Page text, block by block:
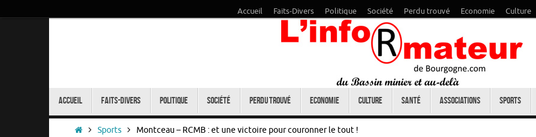
Accueil Faits-Divers Politique Société Perdu trouvé Economie Culture
Accueil Faits-Divers Politique Société Perdu trouvé Economie Culture Santé Associations Sports
Accueil
Sports Montceau – RCMB : et une victoire pour couronner le tout !